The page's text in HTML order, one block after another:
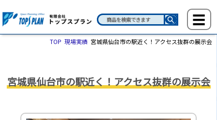
TOP 現場実績 宮城県仙台市の駅近く！アクセス抜群の展示会
宮城県仙台市の駅近く！アクセス抜群の展示会